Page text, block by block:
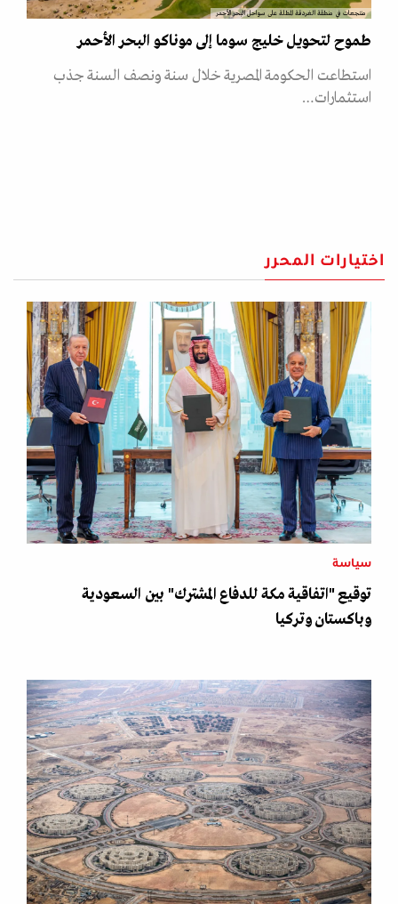
منتجعات في منطقة الغردقة المطلة على سواحل البحر الأحمر
طموح لتحويل خليج سوما إلى موناكو البحر الأحمر
استطاعت الحكومة المصرية خلال سنة ونصف السنة جذب
استثمارات…
اختيارات المحرر
سياسة
توقيع "اتفاقية مكة للدفاع المشترك" بين السعودية
وباكستان وتركيا